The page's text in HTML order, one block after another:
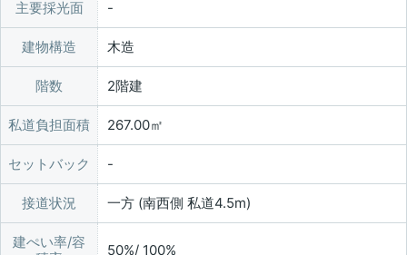
主要採光面
建物構造 木造
階数 2階建
私道負担面積 267.00㎡
セットバック
接道状況 一方 (南西側 私道4.5m)
建ぺい率/容
50%/ 100%